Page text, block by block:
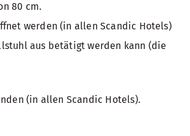
80 cm.
werden (in allen Scandic Hotels)
aus betätigt werden kann (die
(in allen Scandic Hotels).